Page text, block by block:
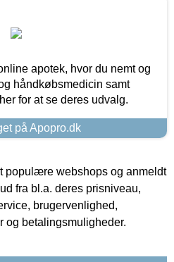
apotek, hvor du nemt og
håndkøbsmedicin samt
for at se deres udvalg.
på Apopro.dk
populære webshops og anmeldt
fra bl.a. deres prisniveau,
brugervenlighed,
og betalingsmuligheder.